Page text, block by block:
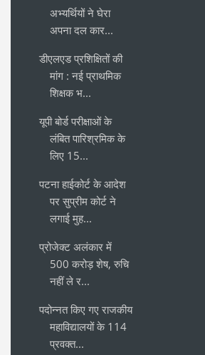
अभ्यर्थियों ने घेरा
अपना दल कार...
डीएलएड प्रशिक्षितों की
मांग : नई प्राथमिक
शिक्षक भ...
यूपी बोर्ड परीक्षाओं के
लंबित पारिश्रमिक के
लिए 15...
पटना हाईकोर्ट के आदेश
पर सुप्रीम कोर्ट ने
लगाई मुह...
प्रोजेक्ट अलंकार में
500 करोड़ शेष, रुचि
नहीं ले र...
पदोन्नत किए गए राजकीय
महाविद्यालयों के 114
प्रवक्त...